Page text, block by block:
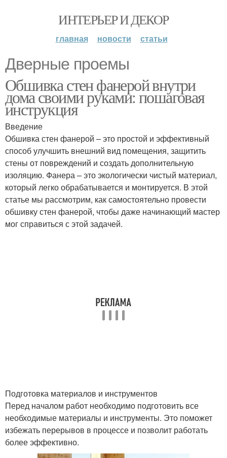
ИНТЕРЬЕР И ДЕКОР
главная новости статьи
Дверные проемы
Обшивка стен фанерой внутри
дома своими руками: пошаговая
инструкция
Введение
Обшивка стен фанерой – это простой и эффективный
способ улучшить внешний вид помещения, защитить
стены от повреждений и создать дополнительную
изоляцию. Фанера – это экологически чистый материал,
который легко обрабатывается и монтируется. В этой
статье мы рассмотрим, как самостоятельно провести
обшивку стен фанерой, чтобы даже начинающий мастер
мог справиться с этой задачей.
Подготовка материалов и инструментов
Перед началом работ необходимо подготовить все
необходимые материалы и инструменты. Это поможет
избежать перерывов в процессе и позволит работать
более эффективно.